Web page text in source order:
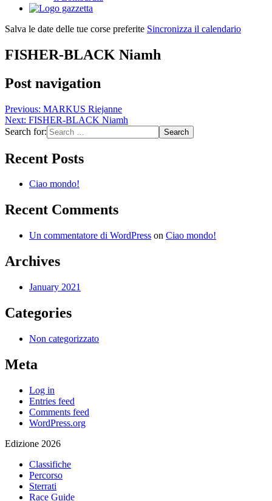
Salva le date delle tue corse preferite Sincronizza il calendario
FISHER-BLACK Niamh
Post navigation
Previous: MARKUS Riejanne
Next: FISHER-BLACK Niamh
Search for:
Recent Posts
Ciao mondo!
Recent Comments
Un commentatore di WordPress on Ciao mondo!
Archives
January 2021
Categories
Non categorizzato
Meta
Log in
Entries feed
Comments feed
WordPress.org
Edizione 2026
Classifiche
Percorso
Sterrati
Race Guide